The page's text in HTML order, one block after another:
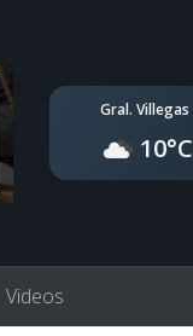
Gral. Villegas
10°C
Videos